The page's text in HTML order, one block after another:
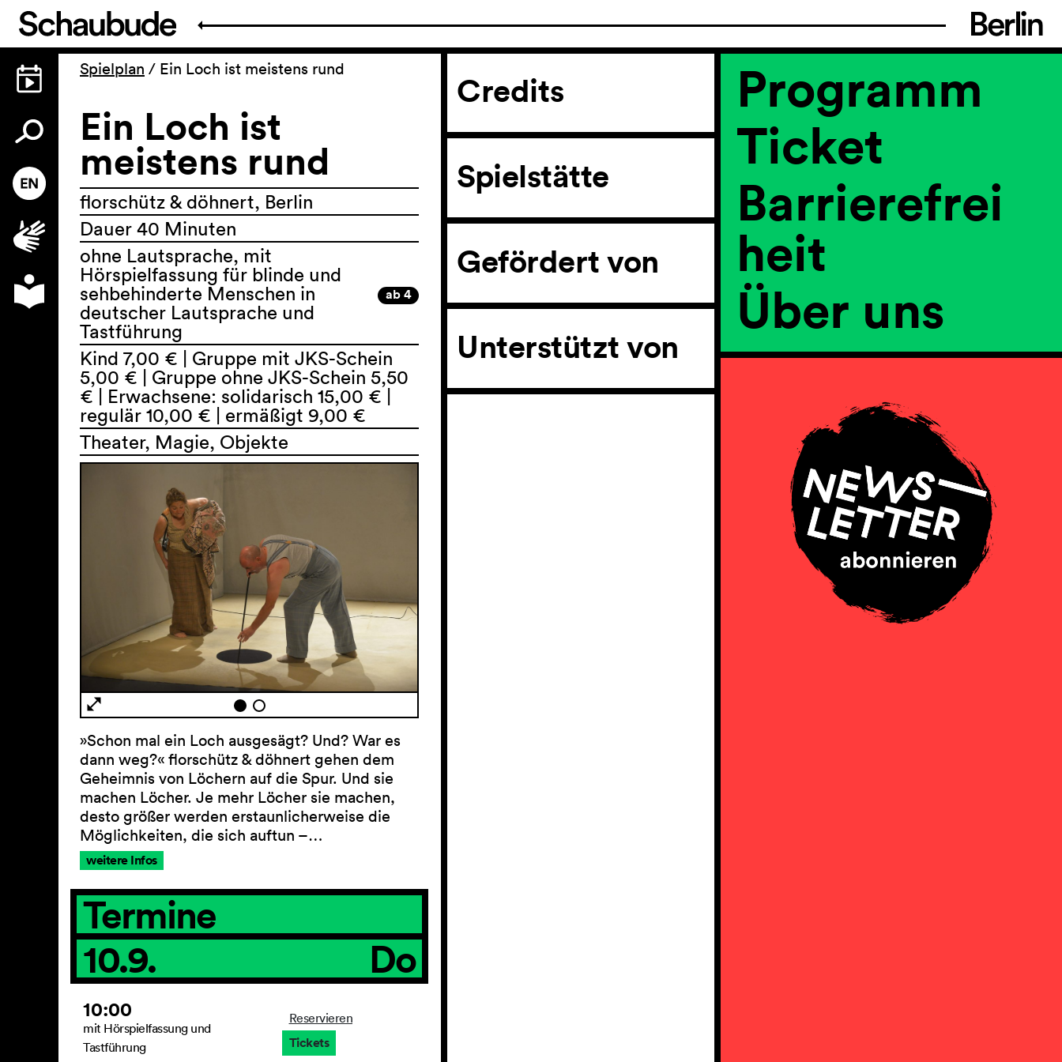
Programm
Ticket
Barrierefrei
heit
Über uns
Spielplan / Ein Loch ist meistens rund
Ein Loch ist
meistens rund
florschütz & döhnert, Berlin
Dauer 40 Minuten
ohne Lautsprache, mit
Hörspielfassung für blinde und
sehbehinderte Menschen in
deutscher Lautsprache und
Tastführung
ab 4
Kind 7,00 € | Gruppe mit JKS-Schein
5,00 € | Gruppe ohne JKS-Schein 5,50
€ | Erwachsene: solidarisch 15,00 € |
regulär 10,00 € | ermäßigt 9,00 €
Theater, Magie, Objekte
»Schon mal ein Loch ausgesägt? Und? War es
dann weg?« florschütz & döhnert gehen dem
Geheimnis von Löchern auf die Spur. Und sie
machen Löcher. Je mehr Löcher sie machen,
desto größer werden erstaunlicherweise die
Möglichkeiten, die sich auftun –…
weitere Infos
Termine
10.9.
Do
10:00
mit Hörspielfassung und
Tastführung
Reservieren
Tickets
Credits
Spielstätte
Gefördert von
Unterstützt von